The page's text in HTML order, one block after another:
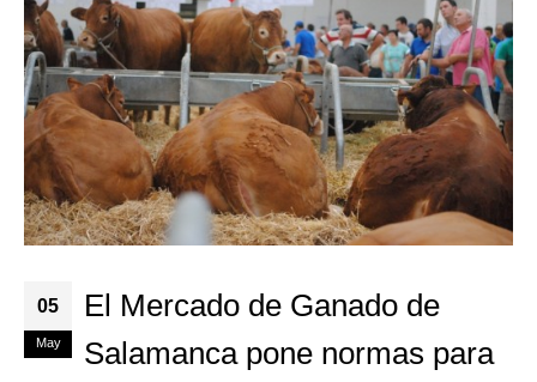
05
May
El Mercado de Ganado de
Salamanca pone normas para